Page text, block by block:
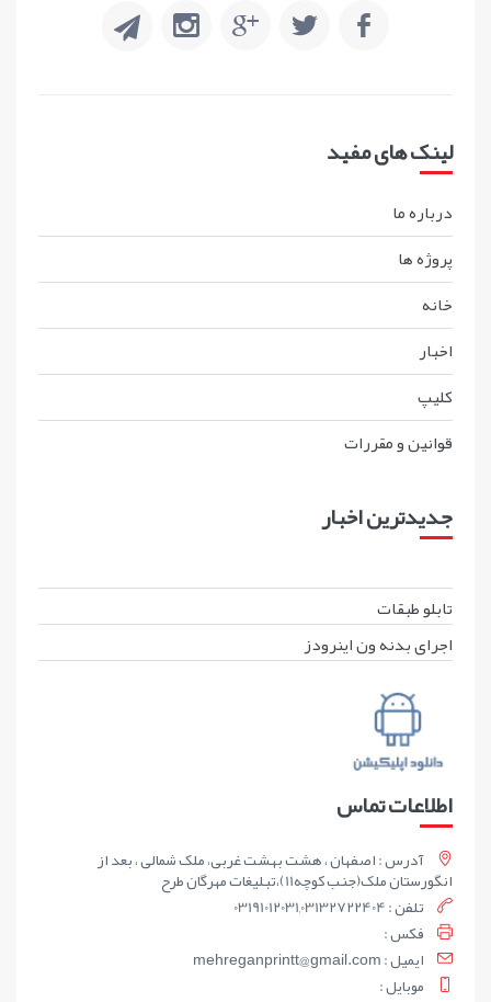
لینک های مفید
درباره ما
پروژه ها
خانه
اخبار
کليپ
قوانين و مقررات
جدیدترین اخبار
تابلو طبقات
اجرای بدنه ون اینرودز
اطلاعات تماس
آدرس : اصفهان ، هشت بهشت غربی، ملک شمالی ، بعد از
انگورستان ملک(جنب کوچه11)،تبلیغات مهرگان طرح
تلفن : 03191012031,03132722404
فکس :
ايميل : mehreganprintt@gmail.com
موبايل :